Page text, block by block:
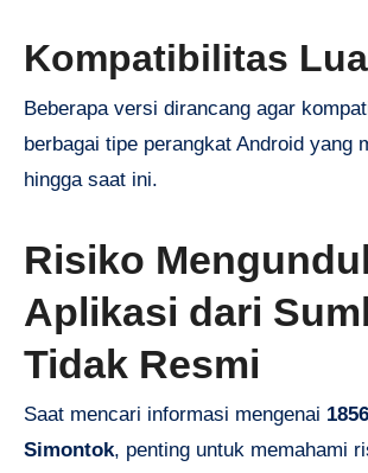
Kompatibilitas
Beberapa versi dirancang agar
berbagai tipe perangkat Android yang
hingga saat ini.
Risiko
Aplikasi dari
Tidak Resmi
Saat mencari informasi mengenai
Simontok, penting untuk memahami